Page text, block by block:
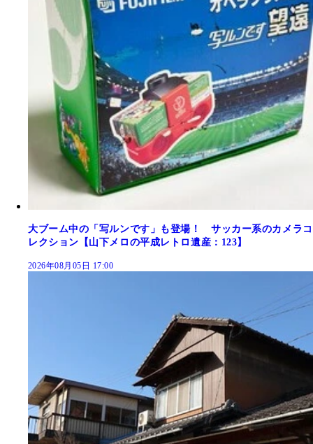
大ブーム中の「写ルンです」も登場！ サッカー系のカメラコ
レクション【山下メロの平成レトロ遺産：123】
2026年08月05日 17:00